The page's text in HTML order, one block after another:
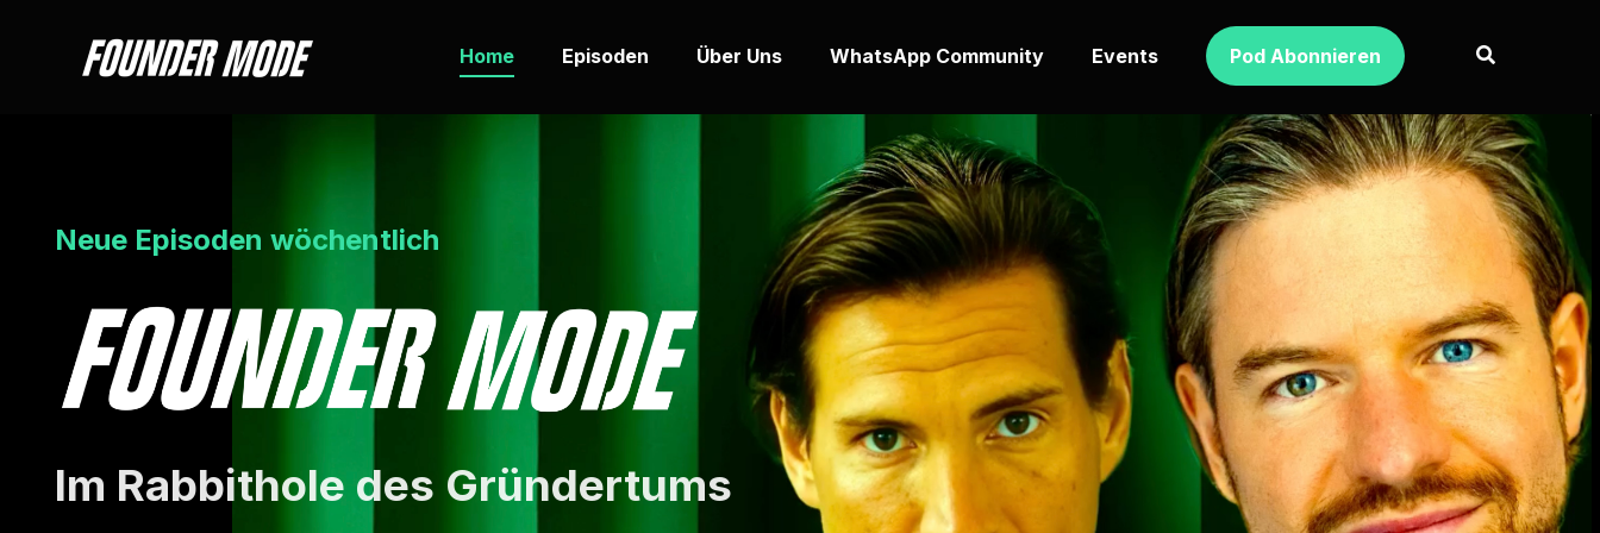
Home Episoden Über Uns WhatsApp Community Events Pod Abonnieren
Neue Episoden wöchentlich
Im Rabbithole des Gründertums